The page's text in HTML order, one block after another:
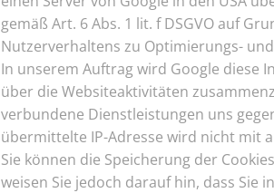
gemäß Art. 6 Abs. 1 lit. f DSGVO auf
Nutzerverhaltens zu Optimierungs-
In unserem Auftrag wird Google diese
über die Websiteaktivitäten
verbundene Dienstleistungen uns
übermittelte IP-Adresse wird nicht mit
Sie können die Speicherung der
weisen Sie jedoch darauf hin, dass Sie